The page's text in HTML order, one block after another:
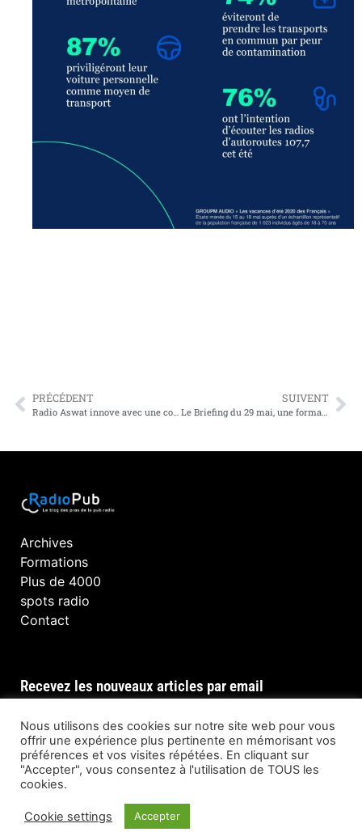
PRÉCÉDENT SUIVENT
Le Briefing du 29 mai, une formation à distance précieuse pour aider commerciaux radio à réussir la reprise
Archives
Formations
Plus de 4000
spots radio
Contact
Recevez les nouveaux articles par email
INSCRIPTION
© Tous droits réservés @ RadioPub 2023 —
Nous utilisons des cookies sur notre site web pour vous
offrir une expérience plus pertinente en mémorisant vos
préférences et vos visites répétées. En cliquant sur
"Accepter", vous consentez à l'utilisation de TOUS les
cookies.
Cookie settings Accepter